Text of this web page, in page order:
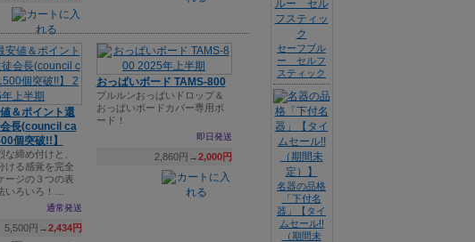
値＆ポイント還
長(council ca
個突破!!】
な締め付けと、
ける感覚を完全
ージの３つの表
いろいろ！…
通常発送
5,500円→2,434円
おっぱいボード TAMS-800
プルルンおっぱいドロップ＆
おっぱいボードカバー専用ボ
ード！
即日発送
2,860円→2,000円
セーフブル
ー セルフ
スティック
名器の品格
「下付名
器」【タイ
ムセール!!
（期間未